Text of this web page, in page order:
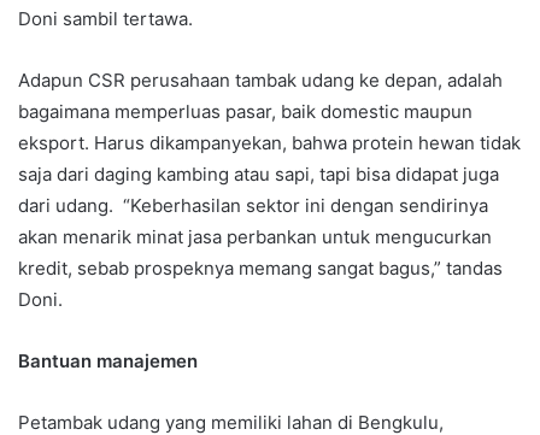
Doni sambil tertawa.
Adapun CSR perusahaan tambak udang ke depan, adalah
bagaimana memperluas pasar, baik domestic maupun
eksport. Harus dikampanyekan, bahwa protein hewan tidak
saja dari daging kambing atau sapi, tapi bisa didapat juga
dari udang. “Keberhasilan sektor ini dengan sendirinya
akan menarik minat jasa perbankan untuk mengucurkan
kredit, sebab prospeknya memang sangat bagus,” tandas
Doni.
Bantuan manajemen
Petambak udang yang memiliki lahan di Bengkulu,